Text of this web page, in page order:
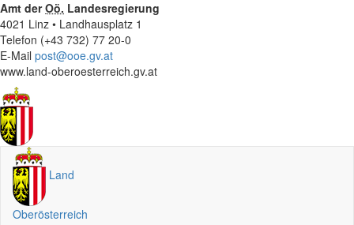
Amt derOö. Landesregierung
4021 Linz • Landhausplatz 1
Telefon (+43 732) 77 20-0
E-Mail post@ooe.gv.at
www.land-oberoesterreich.gv.at
Land
Oberösterreich